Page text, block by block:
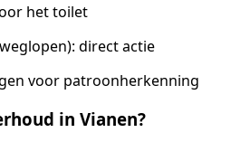
het toilet
direct actie
voor patroonherkenning
in Vianen?